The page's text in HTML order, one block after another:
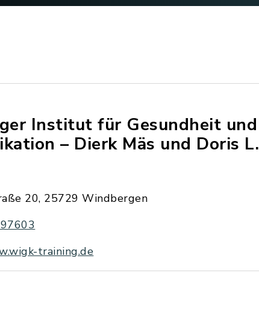
Institut für Gesundheit und
– Dierk Mäs und Doris L.
20, 25729 Windbergen
training.de